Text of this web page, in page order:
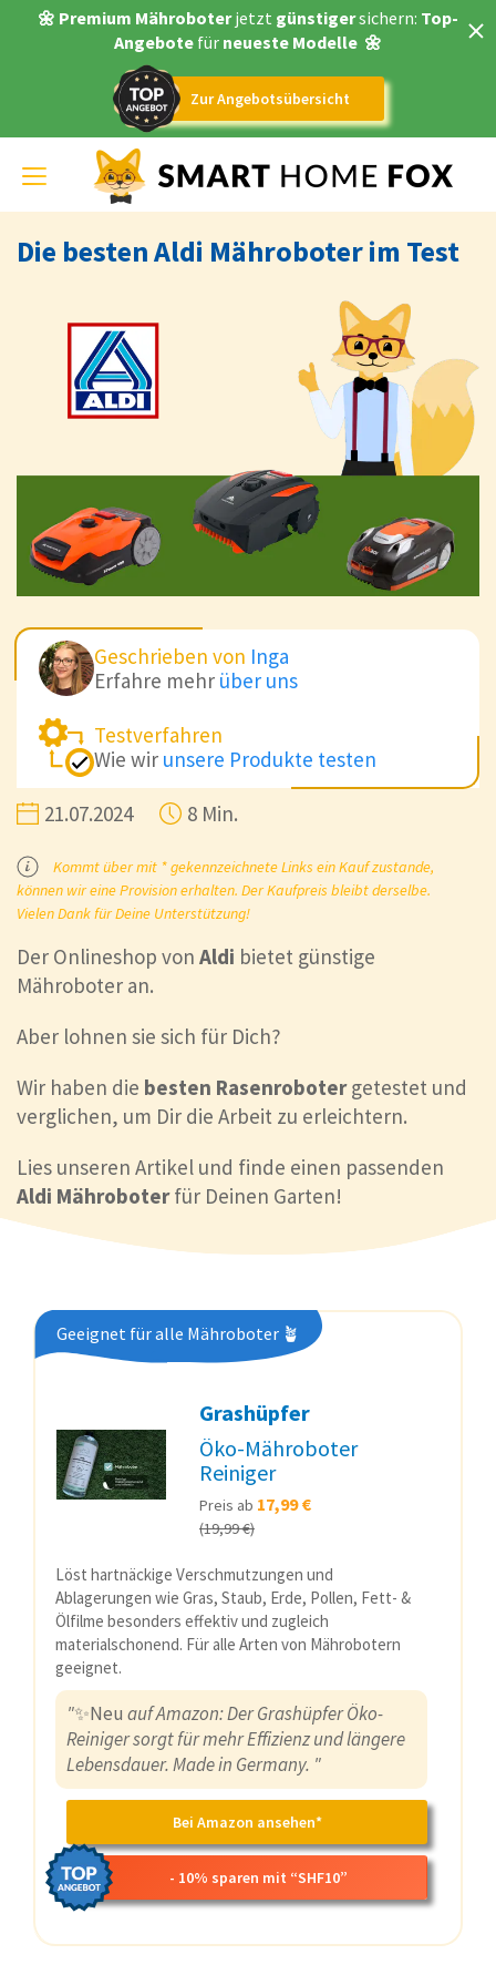
🌼 Premium Mähroboterjetzt günstigersichern: Top-
Angebote für neueste Modelle 🌼
Zur Angebotsübersicht
Toggle
navigation
Die besten Aldi Mähroboter im Test
Geschrieben von Inga
Erfahre mehr über uns
Testverfahren
Wie wir unsere Produkte testen
21.07.2024 8 Min.
Kommt über mit * gekennzeichnete Links ein Kauf zustande,
können wir eine Provision erhalten. Der Kaufpreis bleibt derselbe.
Vielen Dank für Deine Unterstützung!
Der Onlineshop von Aldi bietet günstige
Mähroboter an.
Aber lohnen sie sich für Dich?
Wir haben die besten Rasenrobotergetestet und
verglichen, um Dir die Arbeit zu erleichtern.
Lies unseren Artikel und finde einen passenden
Aldi Mähroboterfür Deinen Garten!
Geeignet für alle Mähroboter 🪴
Grashüpfer
Öko-Mähroboter
Reiniger
Preis ab 17,99 €
(19,99 €)
Löst hartnäckige Verschmutzungen und
Ablagerungen wie Gras, Staub, Erde, Pollen, Fett- &
Ölfilme besonders effektiv und zugleich
materialschonend. Für alle Arten von Mährobotern
geeignet.
"✨Neu auf Amazon: Der Grashüpfer Öko-
Reiniger sorgt für mehr Effizienz und längere
Lebensdauer. Made in Germany. "
Bei Amazon ansehen*
- 10% sparen mit “SHF10”